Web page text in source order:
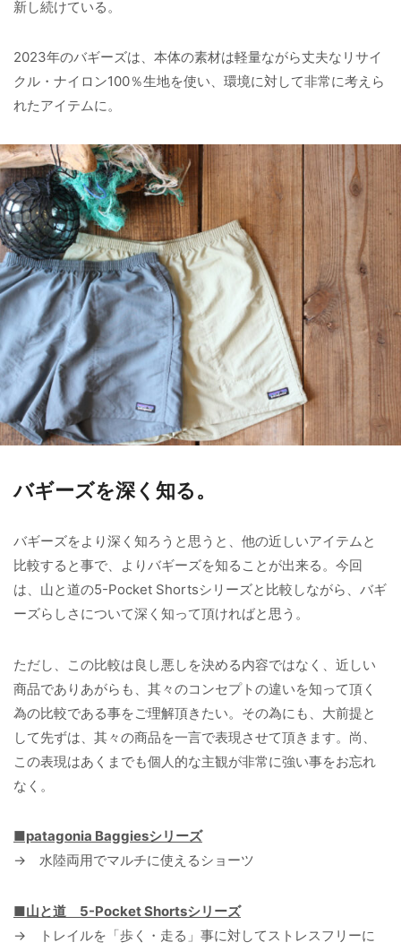
新し続けている。
2023年のバギーズは、本体の素材は軽量ながら丈夫なリサイ
クル・ナイロン100％生地を使い、環境に対して非常に考えら
れたアイテムに。
バギーズを深く知る。
バギーズをより深く知ろうと思うと、他の近しいアイテムと
比較すると事で、よりバギーズを知ることが出来る。今回
は、山と道の5-Pocket Shortsシリーズと比較しながら、バギ
ーズらしさについて深く知って頂ければと思う。
ただし、この比較は良し悪しを決める内容ではなく、近しい
商品でありあがらも、其々のコンセプトの違いを知って頂く
為の比較である事をご理解頂きたい。その為にも、大前提と
して先ずは、其々の商品を一言で表現させて頂きます。尚、
この表現はあくまでも個人的な主観が非常に強い事をお忘れ
なく。
■patagonia Baggiesシリーズ
→ 水陸両用でマルチに使えるショーツ
■山と道 5-Pocket Shortsシリーズ
→ トレイルを「歩く・走る」事に対してストレスフリーに